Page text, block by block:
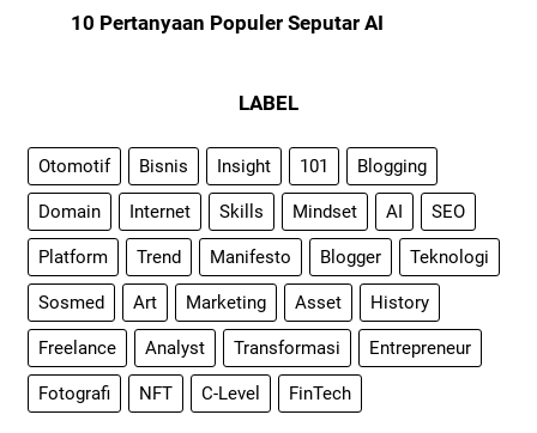
10 Pertanyaan Populer Seputar AI
LABEL
Otomotif Bisnis Insight 101 Blogging
Domain Internet Skills Mindset AI SEO
Platform Trend Manifesto Blogger Teknologi
Sosmed Art Marketing Asset History
Freelance Analyst Transformasi Entrepreneur
Fotografi NFT C-Level FinTech